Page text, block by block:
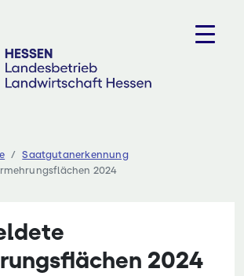
Saatgutanerkennung
2024
2024